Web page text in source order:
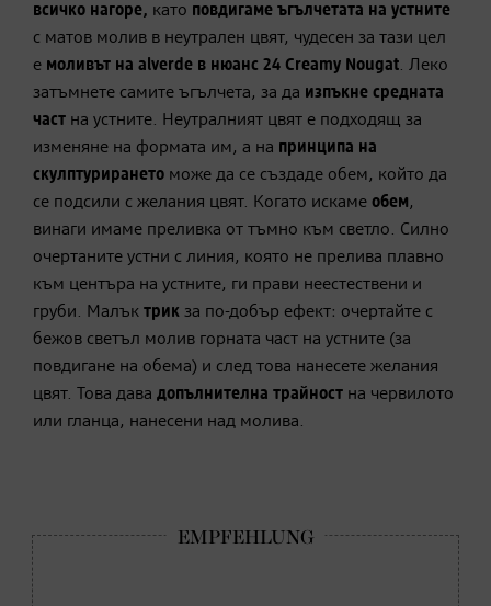
всичко нагоре, като повдигаме ъгълчетата на устните
с матов молив в неутрален цвят, чудесен за тази цел
е моливът на alverde в нюанс 24 Creamy Nougat. Леко
затъмнете самите ъгълчета, за да изпъкне средната
част на устните. Неутралният цвят е подходящ за
изменяне на формата им, а на принципа на
скулптурирането може да се създаде обем, който да
се подсили с желания цвят. Когато искаме обем,
винаги имаме преливка от тъмно към светло. Силно
очертаните устни с линия, която не прелива плавно
към центъра на устните, ги прави неестествени и
груби. Малък трик за по-добър ефект: очертайте с
бежов светъл молив горната част на устните (за
повдигане на обема) и след това нанесете желания
цвят. Това дава допълнителна трайност на червилото
или гланца, нанесени над молива.